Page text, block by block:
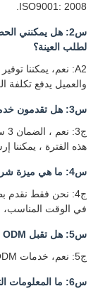
ISO9001: 2008.
س2: هل يمكنني
لطلب العينة؟
والعميل يدفع تكلفة
س3: هل تقدمون خدمة ما بعد البيع؟
هذه الفترة ، يمكننا
س4: ما هي ميزة شركتك؟
ج4: نحن فقط نقدم
في الوقت المناسب،
س5: هل تقبل OEM / ODM؟
ج5: نعم، خدمات OEM/ODM متاحة.
س6: ما المعلومات التي تحتاجها لصنع بطارية مخصصة؟